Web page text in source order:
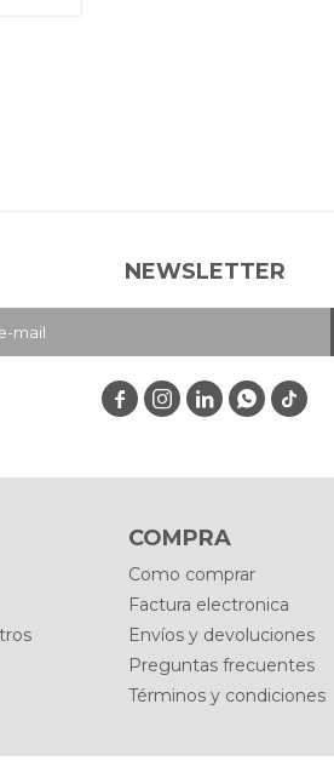
COMPRA
Como comprar
Factura electronica
Envíos y devoluciones
Preguntas frecuentes
Términos y condiciones
NEWSLETTER
   